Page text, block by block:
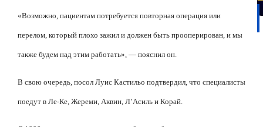
«Возможно, пациентам потребуется повторная операция или
перелом, который плохо зажил и должен быть прооперирован, и мы
также будем над этим работать», — пояснил он.
В свою очередь, посол Луис Кастильо подтвердил, что специалисты
поедут в Ле-Ке, Жереми, Аквин, Л’Асиль и Корай.